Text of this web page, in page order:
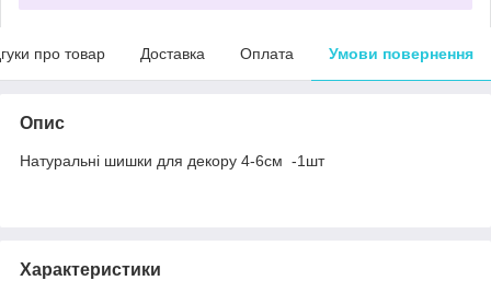
про товар Доставка Оплата Умови повернення
Опис
Натуральні шишки для декору 4-6см -1шт
Характеристики